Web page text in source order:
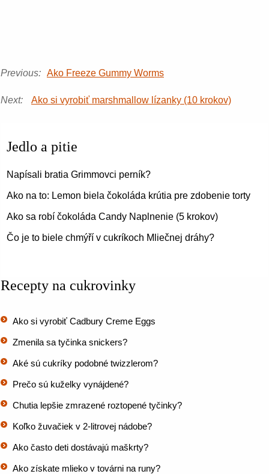
Previous: Ako Freeze Gummy Worms
Next: Ako si vyrobiť marshmallow lízanky (10 krokov)
Jedlo a pitie
Napísali bratia Grimmovci perník?
Ako na to: Lemon biela čokoláda krútia pre zdobenie torty
Ako sa robí čokoláda Candy Naplnenie (5 krokov)
Čo je to biele chmýří v cukríkoch Mliečnej dráhy?
Recepty na cukrovinky
Ako si vyrobiť Cadbury Creme Eggs
Zmenila sa tyčinka snickers?
Aké sú cukríky podobné twizzlerom?
Prečo sú kuželky vynájdené?
Chutia lepšie zmrazené roztopené tyčinky?
Koľko žuvačiek v 2-litrovej nádobe?
Ako často deti dostávajú maškrty?
Ako získate mlieko v továrni na runy?